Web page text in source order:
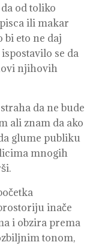
od toliko
ili makar
bi eto ne daj
se da
njihovih
da ne bude
ali znam da ako
glume publiku
mnogih
inače
i obzira prema
tonom,